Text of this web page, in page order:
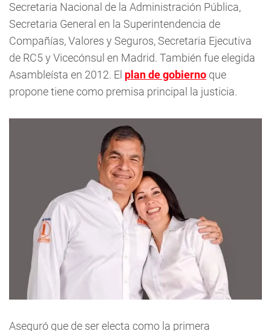
Secretaria Nacional de la Administración Pública,
Secretaria General en la Superintendencia de
Compañías, Valores y Seguros, Secretaria Ejecutiva
de RC5 y Vicecónsul en Madrid. También fue elegida
Asambleísta en 2012. El plan de gobierno que
propone tiene como premisa principal la justicia.
Aseguró que de ser electa como la primera